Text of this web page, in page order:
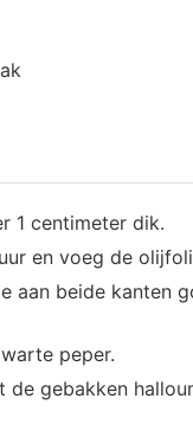
1 centimeter dik.
en voeg de
aan beide kanten
peper.
gebakken